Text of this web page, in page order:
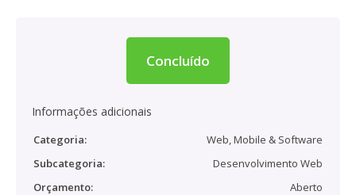
Concluído
Informações adicionais
Categoria:
Web, Mobile & Software
Subcategoria:
Desenvolvimento Web
Orçamento:
Aberto